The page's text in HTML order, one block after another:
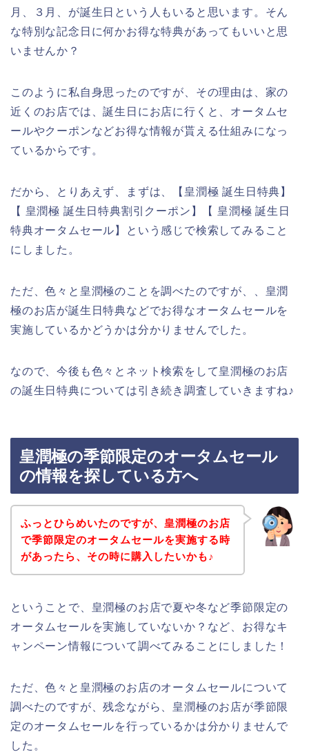
月、３月、が誕生日という人もいると思います。そん
な特別な記念日に何かお得な特典があってもいいと思
いませんか？
このように私自身思ったのですが、その理由は、家の
近くのお店では、誕生日にお店に行くと、オータムセ
ールやクーポンなどお得な情報が貰える仕組みになっ
ているからです。
だから、とりあえず、まずは、【皇潤極 誕生日特典】
【 皇潤極 誕生日特典割引クーポン】【 皇潤極 誕生日
特典オータムセール】という感じで検索してみること
にしました。
ただ、色々と皇潤極のことを調べたのですが、、皇潤
極のお店が誕生日特典などでお得なオータムセールを
実施しているかどうかは分かりませんでした。
なので、今後も色々とネット検索をして皇潤極のお店
の誕生日特典については引き続き調査していきますね♪
皇潤極の季節限定のオータムセール
の情報を探している方へ
ふっとひらめいたのですが、皇潤極のお店
で季節限定のオータムセールを実施する時
があったら、その時に購入したいかも♪
ということで、皇潤極のお店で夏や冬など季節限定の
オータムセールを実施していないか？など、お得なキ
ャンペーン情報について調べてみることにしました！
ただ、色々と皇潤極のお店のオータムセールについて
調べたのですが、残念ながら、皇潤極のお店が季節限
定のオータムセールを行っているかは分かりませんで
した。